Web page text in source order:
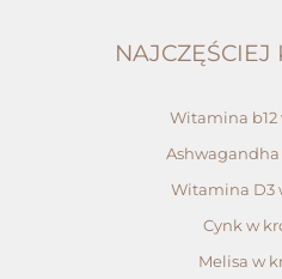
Witamina b12
Witamina D3
Cynk w
Melisa w